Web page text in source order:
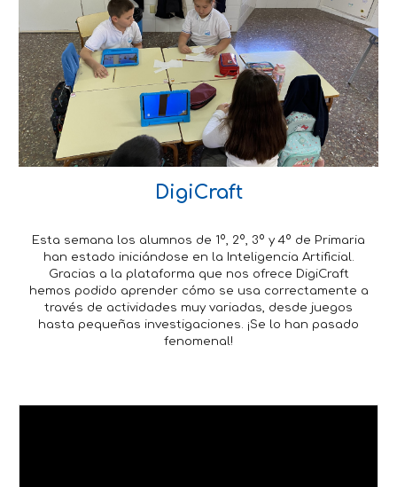
DigiCraft
Esta semana los alumnos de 1º, 2º, 3º y 4º de Primaria
han estado iniciándose en la Inteligencia Artificial.
Gracias a la plataforma que nos ofrece DigiCraft
hemos podido aprender cómo se usa correctamente a
través de actividades muy variadas, desde juegos
hasta pequeñas investigaciones. ¡Se lo han pasado
fenomenal!